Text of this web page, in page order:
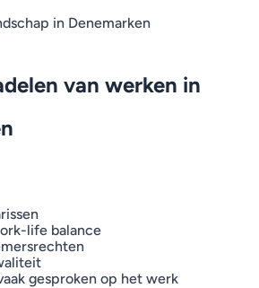
van werken in
life balance
gesproken op het werk